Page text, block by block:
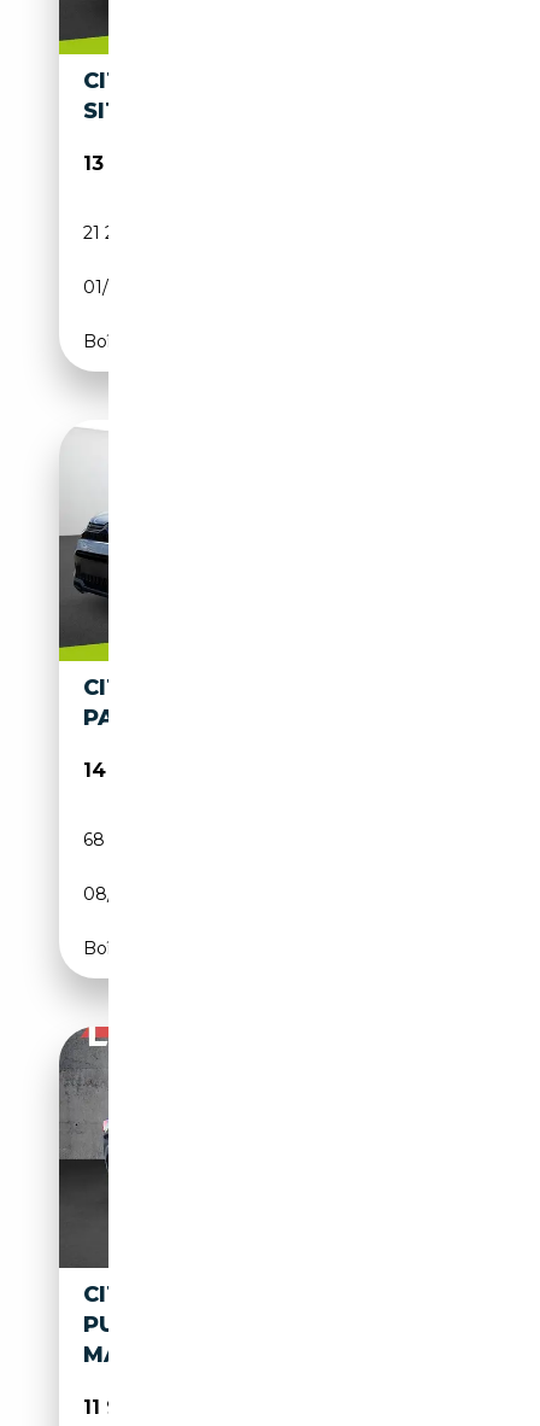
CITROEN C3 AIRCROSS
SITZHZG+PDC
13 240€
21 246 km
01/2024
Boîte manuelle
CITROEN C3 AIRCROSS SHINE
PACK PANO+KAMERA+KLIMA
14 980€
68 939 km
08/2022
Boîte manuelle
CITROEN C3 AIRCROSS
PURETECH 110 S&S 6-GANG-
MANUELL SHINE
11 990€